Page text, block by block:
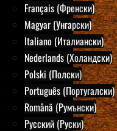
Français (Френски)
Magyar (Унгарски)
Italiano (Италиански)
Nederlands (Холандски)
Polski (Полски)
Português (Португалски)
Română (Румънски)
Русский (Руски)